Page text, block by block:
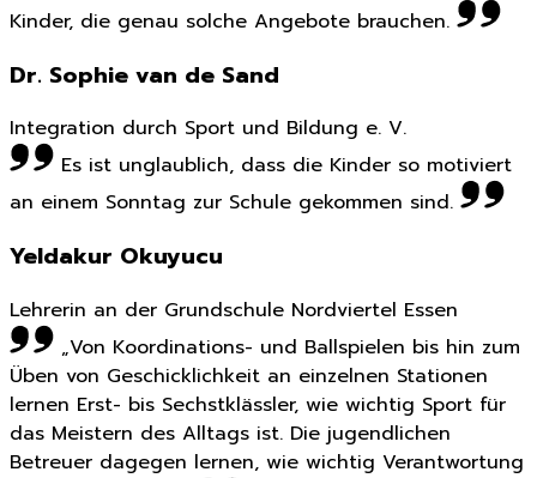
Kinder, die genau solche Angebote brauchen.
Dr. Sophie van de Sand
Integration durch Sport und Bildung e. V.
Es ist unglaublich, dass die Kinder so motiviert
an einem Sonntag zur Schule gekommen sind.
Yeldakur Okuyucu
Lehrerin an der Grundschule Nordviertel Essen
„Von Koordinations- und Ballspielen bis hin zum
Üben von Geschicklichkeit an einzelnen Stationen
lernen Erst- bis Sechstklässler, wie wichtig Sport für
das Meistern des Alltags ist. Die jugendlichen
Betreuer dagegen lernen, wie wichtig Verantwortung